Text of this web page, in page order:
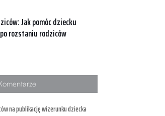
Jak pomóc dziecku
rozstaniu rodziców
na publikację wizerunku dziecka